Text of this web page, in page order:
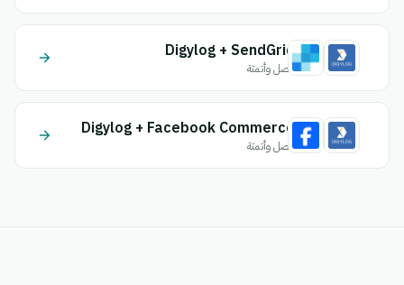
Digylog + SendGrid
اتصل وأتمتة
Digylog + Facebook Commerce
اتصل وأتمتة